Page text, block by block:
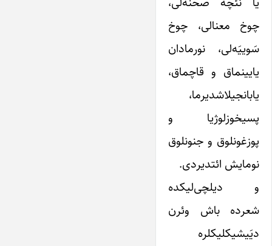
چوخ‌ معنالی، چوخ
سَوییَه‌لی، نورمادان
یایینماق و قاچماق،
یابانجیلاشدیرما،
پسیخوزلوژیا و
پوزغونلوق و جنونلوق
نومایش ائتدیردی.
و دیلچی‌لیکده
شعرده باش وئرن
دیَیشیکلیکلره